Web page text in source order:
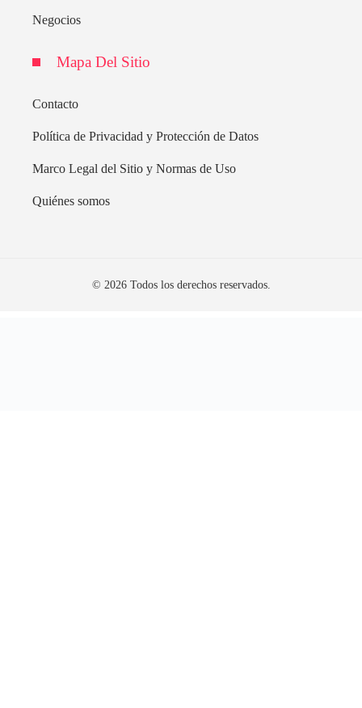
Negocios
Mapa Del Sitio
Contacto
Política de Privacidad y Protección de Datos
Marco Legal del Sitio y Normas de Uso
Quiénes somos
© 2026 Todos los derechos reservados.